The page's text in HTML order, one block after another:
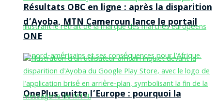
OnePlus quitte l’Europe : pourquoi la
Résultats OBC en ligne : après la disparition
d’Ayoba, MTN Cameroun lance le portail
ONE